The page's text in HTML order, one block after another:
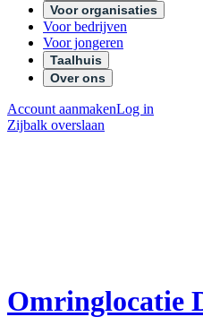
Voor organisaties
Voor bedrijven
Voor jongeren
Taalhuis
Over ons
Account aanmakenLog in
Zijbalk overslaan
Omringlocatie